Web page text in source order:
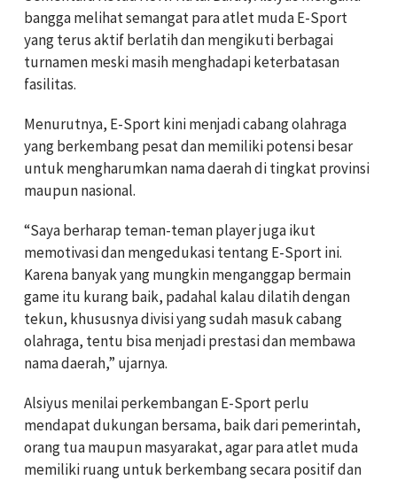
bangga melihat semangat para atlet muda E-Sport
yang terus aktif berlatih dan mengikuti berbagai
turnamen meski masih menghadapi keterbatasan
fasilitas.
Menurutnya, E-Sport kini menjadi cabang olahraga
yang berkembang pesat dan memiliki potensi besar
untuk mengharumkan nama daerah di tingkat provinsi
maupun nasional.
“Saya berharap teman-teman player juga ikut
memotivasi dan mengedukasi tentang E-Sport ini.
Karena banyak yang mungkin menganggap bermain
game itu kurang baik, padahal kalau dilatih dengan
tekun, khususnya divisi yang sudah masuk cabang
olahraga, tentu bisa menjadi prestasi dan membawa
nama daerah,” ujarnya.
Alsiyus menilai perkembangan E-Sport perlu
mendapat dukungan bersama, baik dari pemerintah,
orang tua maupun masyarakat, agar para atlet muda
memiliki ruang untuk berkembang secara positif dan